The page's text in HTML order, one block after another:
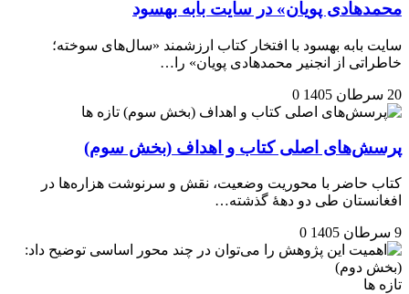
محمدهادی پویان» در سایت بابه بهسود
سایت بابه بهسود با افتخار کتاب ارزشمند «سال‌های سوخته؛
خاطراتی از انجنیر محمدهادی پویان» را…
20 سرطان 1405
0
تازه ها
پرسش‌های اصلی کتاب و اهداف (بخش سوم)
کتاب حاضر با محوریت وضعیت، نقش و سرنوشت هزاره‌ها در
افغانستان طی دو دههٔ گذشته…
9 سرطان 1405 0
تازه ها